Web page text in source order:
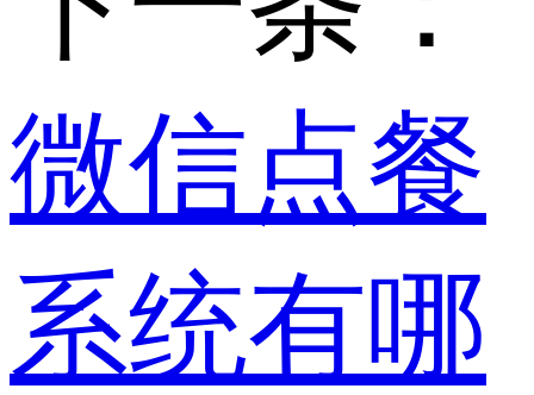
微信点餐
系统有哪